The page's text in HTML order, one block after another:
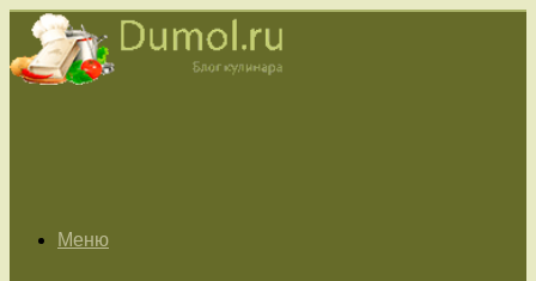
Меню